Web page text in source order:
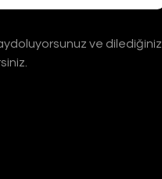
ve dilediğiniz